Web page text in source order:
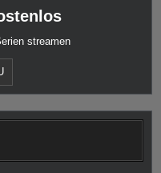
streamen